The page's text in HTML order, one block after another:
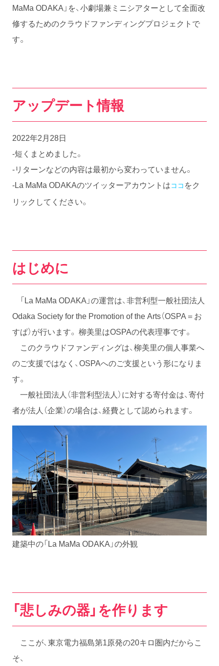
MaMa ODAKA」を、小劇場兼ミニシアターとして全面改
修するためのクラウドファンディングプロジェクトで
す。
アップデート情報
2022年2月28日
-短くまとめました。
-リターンなどの内容は最初から変わっていません。
-La MaMa ODAKAのツイッターアカウントはココ をク
リックしてください。
はじめに
「La MaMa ODAKA」の運営は、非営利型一般社団法人
Odaka Society for the Promotion of the Arts（OSPA＝お
すぱ）が行います。 柳美里はOSPAの代表理事です。
このクラウドファンディングは、柳美里の個人事業へ
のご支援ではなく、OSPAへのご支援という形になりま
す。
一般社団法人（非営利型法人）に対する寄付金は、寄付
者が法人（企業）の場合は、経費として認められます。
建築中の「La MaMa ODAKA」の外観
「悲しみの器」を作ります
ここが、東京電力福島第1原発の20キロ圏内だからこ
そ、